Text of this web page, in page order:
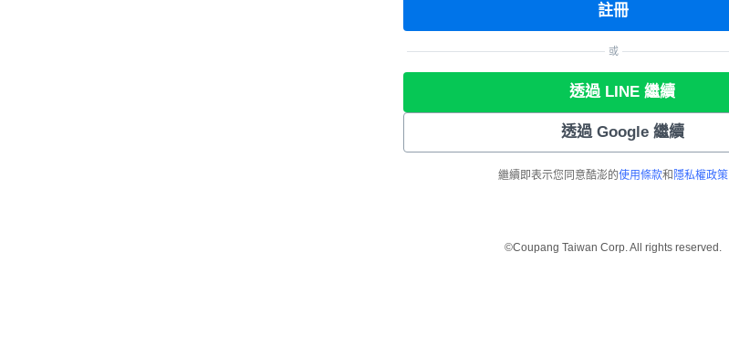
註冊
或
透過 LINE 繼續
透過 Google 繼續
繼續即表示您同意酷澎的使用條款和 隱私權政策
©Coupang Taiwan Corp. All rights reserved.